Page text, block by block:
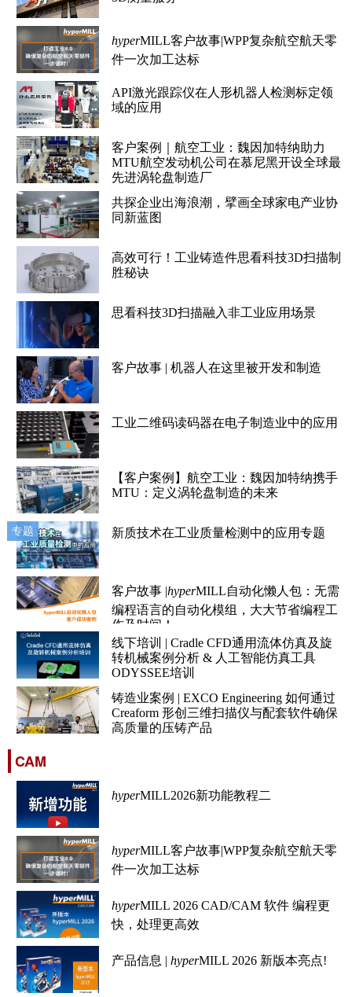
hyperMILL客户故事|WPP复杂航空航天零
件一次加工达标
API激光跟踪仪在人形机器人检测标定领
域的应用
客户案例｜航空工业：魏因加特纳助力
MTU航空发动机公司在慕尼黑开设全球最
先进涡轮盘制造厂
共探企业出海浪潮，擘画全球家电产业协
同新蓝图
高效可行！工业铸造件思看科技3D扫描制
胜秘诀
思看科技3D扫描融入非工业应用场景
客户故事 | 机器人在这里被开发和制造
工业二维码读码器在电子制造业中的应用
【客户案例】航空工业：魏因加特纳携手
MTU：定义涡轮盘制造的未来
专题 新质技术在工业质量检测中的应用专题
客户故事 |hyperMILL自动化懒人包：无需
编程语言的自动化模组，大大节省编程工
作及时间！
线下培训 | Cradle CFD通用流体仿真及旋
转机械案例分析 & 人工智能仿真工具
ODYSSEE培训
铸造业案例 | EXCO Engineering 如何通过
Creaform 形创三维扫描仪与配套软件确保
高质量的压铸产品
CAM
hyperMILL2026新功能教程二
hyperMILL客户故事|WPP复杂航空航天零
件一次加工达标
hyperMILL 2026 CAD/CAM 软件 编程更
快，处理更高效
产品信息 |hyperMILL 2026 新版本亮点!